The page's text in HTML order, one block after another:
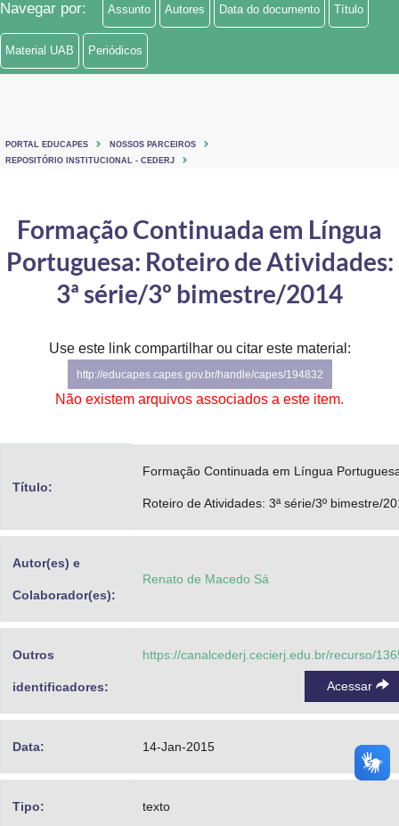
Ministério de Minas e Energia
Ministério da Ciência, Tecnologia, Inovações e Comunicações
Ministério do Turismo
Controladoria-Geral da União
Ministério da Mulher, da Família e dos Direitos Humanos
Secretaria-Geral
Gabinete de Segurança Institucional
Planalto
Navegar por: Assunto Autores Data do documento Título
Material UAB Periódicos
PORTAL EDUCAPES
NOSSOS PARCEIROS
REPOSITÓRIO INSTITUCIONAL - CEDERJ
Formação Continuada em Língua
Portuguesa: Roteiro de Atividades:
3ª série/3º bimestre/2014
Use este link compartilhar ou citar este material:
http://educapes.capes.gov.br/handle/capes/194832
Não existem arquivos associados a este item.
Título:
Formação Continuada em Língua
Roteiro de Atividades: 3ª série/3º bimestre/
Autor(es) e
Colaborador(es):
Renato de Macedo Sá
Outros
identificadores:
https://canalcederj.cecierj.edu.br/recurso/
Acessar
Data: 14-Jan-2015
Tipo: texto